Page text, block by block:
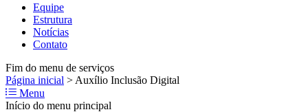
Equipe
Estrutura
Notícias
Contato
Fim do menu de serviços
Página inicial > Auxílio Inclusão Digital
Menu
Início do menu principal